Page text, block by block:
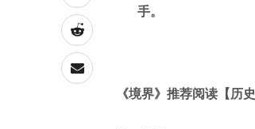
手。
《境界》推荐阅读【历史